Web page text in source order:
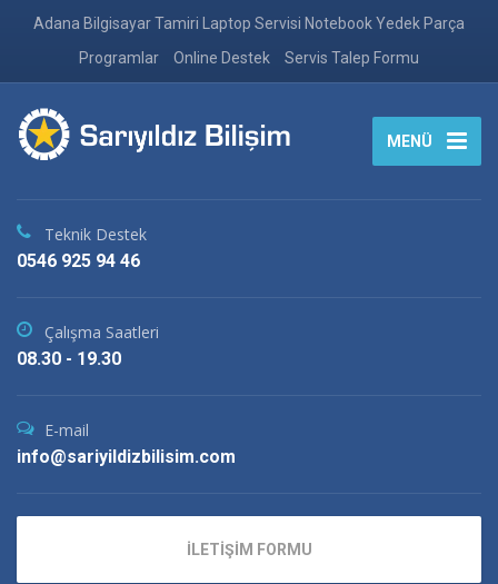
Adana Bilgisayar Tamiri Laptop Servisi Notebook Yedek Parça
Programlar
Online Destek Servis Talep Formu
MENÜ
Teknik Destek
0546 925 94 46
Çalışma Saatleri
08.30 - 19.30
E-mail
info@sariyildizbilisim.com
İLETİŞİM FORMU